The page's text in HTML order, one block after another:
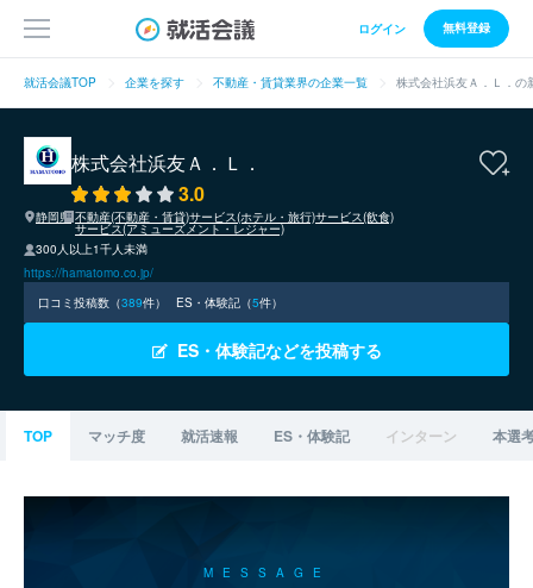
ログイン 無料登録
就活会議TOP 企業を探す 不動産・賃貸業界の企業一覧 株式会社浜友Ａ．Ｌ．の
株式会社浜友Ａ．Ｌ．
3.0
静岡県 不動産(不動産・賃貸)サービス(ホテル・旅行)サービス(飲食)
サービス(アミューズメント・レジャー)
300人以上1千人未満
https://hamatomo.co.jp/
口コミ投稿数（389件） ES・体験記（5件）
ES・体験記などを投稿する
TOP マッチ度 就活速報 ES・体験記 インターン 本選
MESSAGE